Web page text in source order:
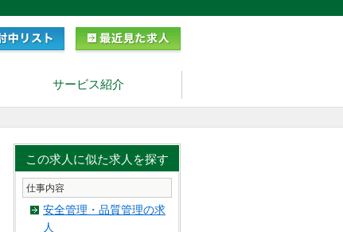
サービス紹介
この求人に似た求人を探す
仕事内容
安全管理・品質管理の求
人